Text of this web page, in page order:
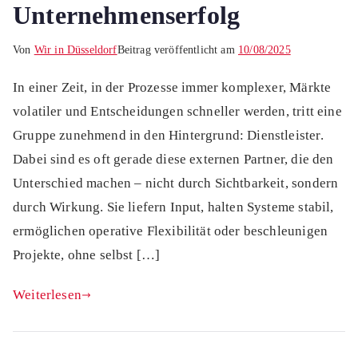
Unternehmenserfolg
Von Wir in DüsseldorfBeitrag veröffentlicht am 10/08/2025
In einer Zeit, in der Prozesse immer komplexer, Märkte
volatiler und Entscheidungen schneller werden, tritt eine
Gruppe zunehmend in den Hintergrund: Dienstleister.
Dabei sind es oft gerade diese externen Partner, die den
Unterschied machen – nicht durch Sichtbarkeit, sondern
durch Wirkung. Sie liefern Input, halten Systeme stabil,
ermöglichen operative Flexibilität oder beschleunigen
Projekte, ohne selbst […]
Weiterlesen